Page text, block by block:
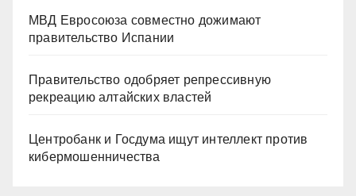
МВД Евросоюза совместно дожимают
правительство Испании
Правительство одобряет репрессивную
рекреацию алтайских властей
Центробанк и Госдума ищут интеллект против
кибермошенничества